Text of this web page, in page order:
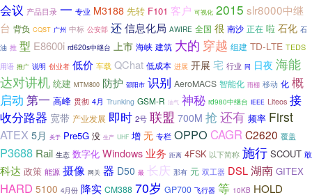
会议 产品目录 一 专业 M3188 先转 F101 客户 可视化 2015 slr8000中继
台 背负 CQST 广州 中标 公安部 还信息化局 AWIRE 全国 很 南沙 正在 啦 石化 石
油 推 型 E8600i rd620s中继台 上市 海峡 建筑 大的 穿越 组建 TD-LTE TEDS
用语 推广 说明 创业者 低价 车载 QChat 低成本 进展 开展 宅 行业 同 日夜 海能
达对讲机 统建 MTM800 防护 邵阳市 识别 AeroMACS 智能化 雨棚 移动 化 概
启动 第一 高峰 贯彻 4月 Trunking GSM-R 油气 神秘 rd980中继台 IEEE Liteos 接
收分路器 宽带 产业发展 即时 2号 联盟 700M 抢 还有 频率 First
ATEX 5月 关于 Pre5G 没 生产 UHF 增 无 专栏 OPPO CAGRC2620 覆盖
P3688 Rail 生态 数字化 Windows 业务 距离 4FSK 以下简称 施行 SCOUT 敢
科达 政策 能源 摄像 网关 器 D50 最 长庆 那有 元 双工器 DSL湖南 GITEX
HARD 5100 4月份 降实 CM388 70岁 GP700 飞行器 等 10KB HOLD